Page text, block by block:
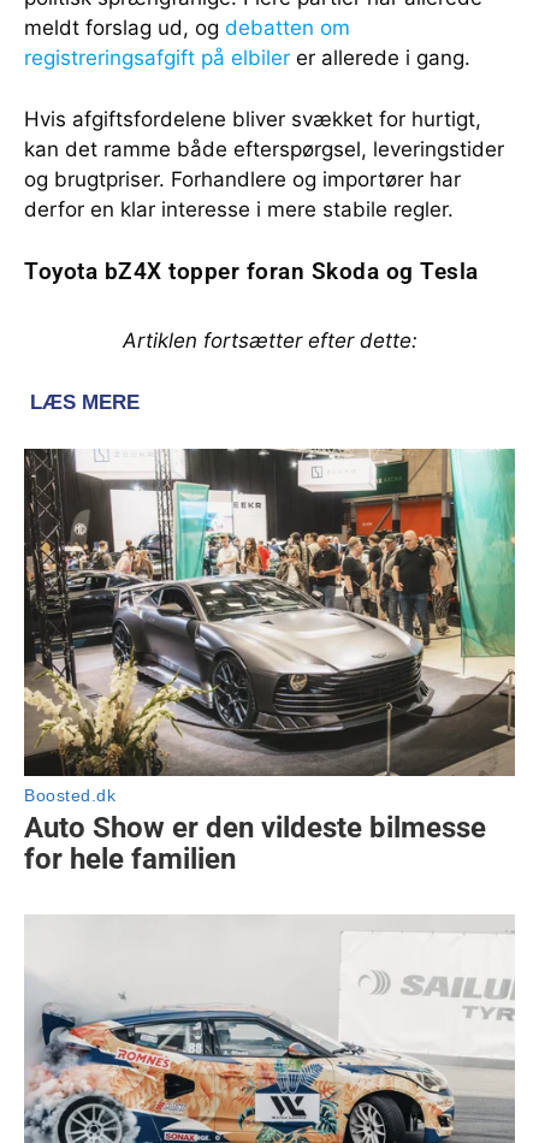
meldt forslag ud, og debatten om
registreringsafgift på elbiler er allerede i gang.
Hvis afgiftsfordelene bliver svækket for hurtigt,
kan det ramme både efterspørgsel, leveringstider
og brugtpriser. Forhandlere og importører har
derfor en klar interesse i mere stabile regler.
Toyota bZ4X topper foran Skoda og Tesla
Artiklen fortsætter efter dette: